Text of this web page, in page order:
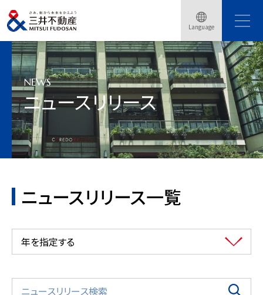
Language
トップページ ニュースリリース
NEWS
ニュースリリース
ニュースリリース一覧
年を指定する